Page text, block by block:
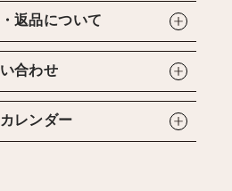
返品について
合わせ
レンダー